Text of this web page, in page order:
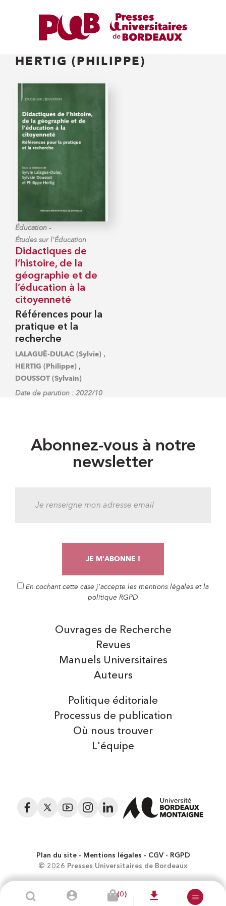
(0)
HERTIG (PHILIPPE)
Éducation -
Études sur l'Éducation
Didactiques de
l’histoire, de la
géographie et de
l’éducation à la
citoyenneté
Références pour la
pratique et la
recherche
LALAGUË-DULAC (Sylvie) ,
HERTIG (Philippe) ,
DOUSSOT (Sylvain)
Date de parution : 2022/10
Abonnez-vous à notre
newsletter
En cochant cette case j'accepte les mentions légales et la
politique RGPD
Auteurs
Manuels Universitaires
Ouvrages de Recherche
Revues
Politique éditoriale
Processus de publication
Où nous trouver
L'équipe
Facebook
Twitter YouTubeInstagramLinkedIn
Plan du site Mentions légales CGV
RGPD
© 2026 Presses Universitaires de Bordeaux